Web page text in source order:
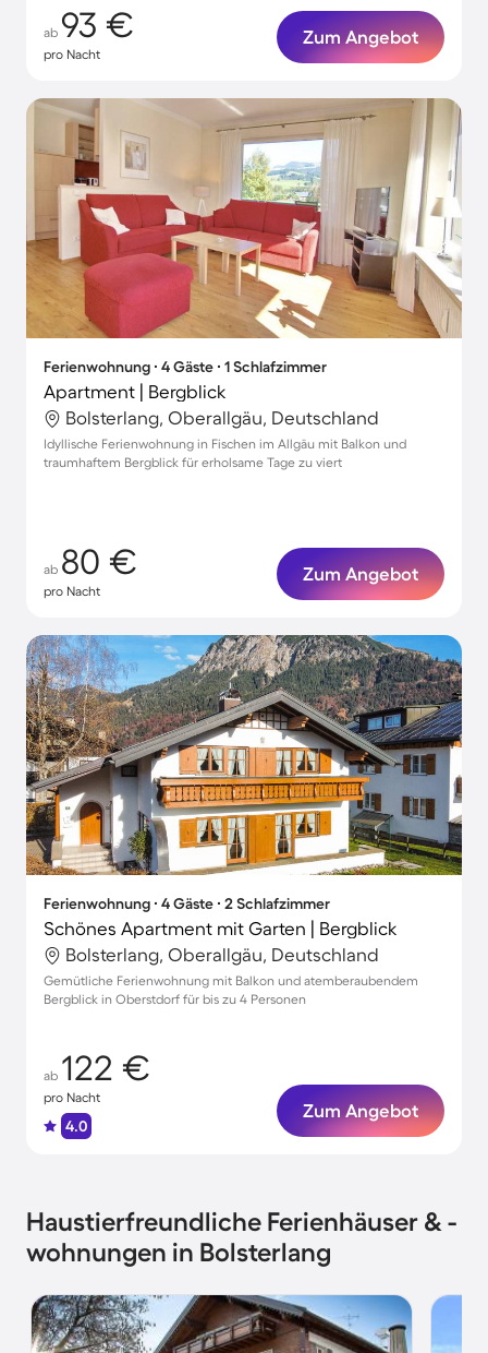
ab 93 €
pro Nacht
Zum Angebot
Ferienwohnung ∙ 4 Gäste ∙ 1 Schlafzimmer
Apartment | Bergblick
Bolsterlang, Oberallgäu, Deutschland
Idyllische Ferienwohnung in Fischen im Allgäu mit Balkon und
traumhaftem Bergblick für erholsame Tage zu viert
ab 80 €
pro Nacht
Zum Angebot
Ferienwohnung ∙ 4 Gäste ∙ 2 Schlafzimmer
Schönes Apartment mit Garten | Bergblick
Bolsterlang, Oberallgäu, Deutschland
Gemütliche Ferienwohnung mit Balkon und atemberaubendem
Bergblick in Oberstdorf für bis zu 4 Personen
ab 122 €
pro Nacht
4.0
Zum Angebot
Haustierfreundliche Ferienhäuser & -
wohnungen in Bolsterlang